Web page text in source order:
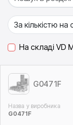
На складі VD
G0471F
Назва у виробника
G0471F